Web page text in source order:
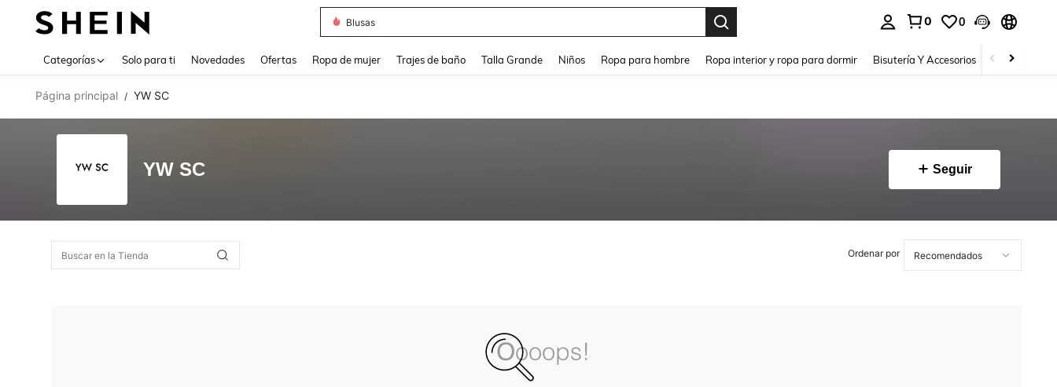
Blusas
0 0
Categorías Solo para ti Novedades Ofertas Ropa de mujer Trajes de baño Talla Grande Niños Ropa para hombre Ropa interior y ropa para dormir Bisutería Y Accesorios Zapatos
Página principal / YW SC
YW SC Seguir
Ordenar por